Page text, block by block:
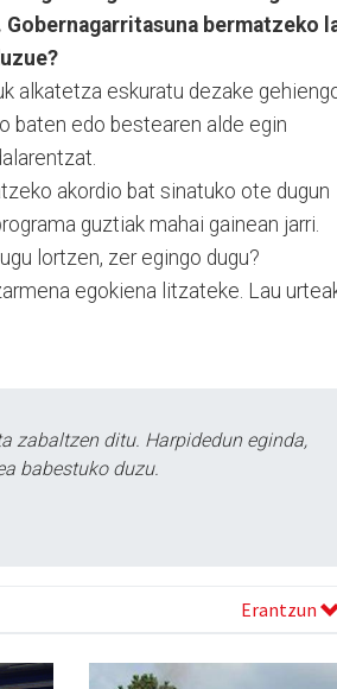
bermatzeko
alkatetza eskuratu dezake
baten edo bestearen alde egin
akordio bat sinatuko ote dugun
guztiak mahai gainean jarri.
lortzen, zer egingo dugu?
egokiena litzateke. Lau
zabaltzen ditu. Harpidedun eginda,
babestuko duzu.
Erantzun